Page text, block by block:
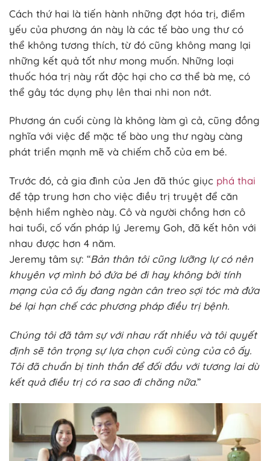
Cách thứ hai là tiến hành những đợt hóa trị, điểm
yếu của phương án này là các tế bào ung thư có
thể không tương thích, từ đó cũng không mang lại
những kết quả tốt như mong muốn. Những loại
thuốc hóa trị này rất độc hại cho cơ thể bà mẹ, có
thể gây tác dụng phụ lên thai nhi non nớt.
Phương án cuối cùng là không làm gì cả, cũng đồng
nghĩa với việc để mặc tế bào ung thư ngày càng
phát triển mạnh mẽ và chiếm chỗ của em bé.
Trước đó, cả gia đình của Jen đã thúc giục phá thai
để tập trung hơn cho việc điều trị truyệt để căn
bệnh hiểm nghèo này. Cô và người chồng hơn cô
hai tuổi, cố vấn pháp lý Jeremy Goh, đã kết hôn với
nhau được hơn 4 năm.
Jeremy tâm sự: “Bản thân tôi cũng lưỡng lự có nên
khuyên vợ mình bỏ đứa bé đi hay không bởi tính
mạng của cô ấy đang ngàn cân treo sợi tóc mà đứa
bé lại hạn chế các phương pháp điều trị bệnh.
Chúng tôi đã tâm sự với nhau rất nhiều và tôi quyết
định sẽ tôn trọng sự lựa chọn cuối cùng của cô ấy.
Tôi đã chuẩn bị tinh thần để đối đầu với tương lai dù
kết quả điều trị có ra sao đi chăng nữa.”